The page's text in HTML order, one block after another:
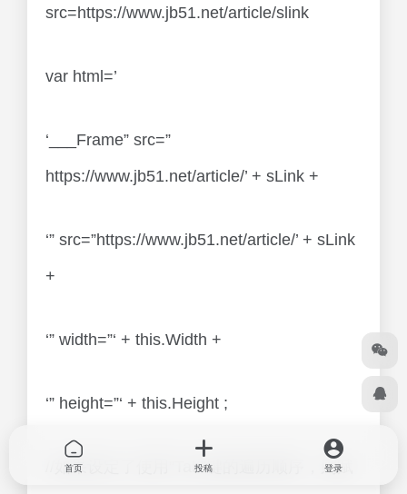
src=https://www.jb51.net/article/slink
var html=’
‘___Frame” src=”
https://www.jb51.net/article/’ + sLink +
‘” src=”https://www.jb51.net/article/’ + sLink
+
‘” width=”‘ + this.Width +
‘” height=”‘ + this.Height ;
//如果设定了使用”Tab”键的遍历顺序，则赋
首页 投稿 登录